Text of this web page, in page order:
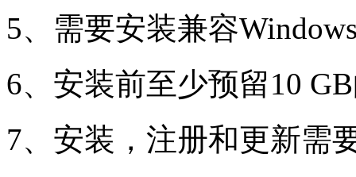
5、需要安装兼容
6、安装前至少预留10
7、安装，注册和更新需